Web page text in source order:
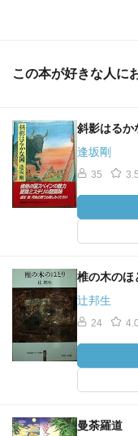
この本が好きな人に
斜影はるか
逢坂剛
35
椎の木のほ
辻邦生
24
曼荼羅道